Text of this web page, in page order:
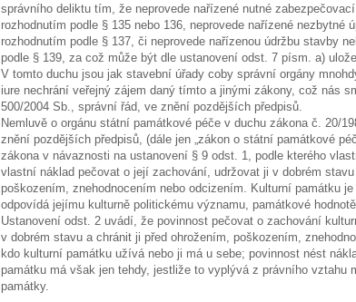
správního deliktu tím, že neprovede nařízené nutné
rozhodnutím podle § 135 nebo 136, neprovede nařízené nezbytné
rozhodnutím podle § 137, či neprovede nařízenou údržbu stavby
podle § 139, za což může být dle ustanovení odst. 7 písm. a)
V tomto duchu jsou jak stavební úřady coby správní orgány
iure nechrání veřejný zájem daný tímto a jinými zákony, což nás
500/2004 Sb., správní řád, ve znění pozdějších předpisů.
Nemluvě o orgánu státní památkové péče v duchu zákona č. 20/
znění pozdějších předpisů, (dále jen „zákon o státní památkové
zákona v návaznosti na ustanovení § 9 odst. 1, podle kterého
vlastní náklad pečovat o její zachování, udržovat ji v dobrém stavu
poškozením, znehodnocením nebo odcizením. Kulturní památku
odpovídá jejímu kulturně politickému významu, památkové
Ustanovení odst. 2 uvádí, že povinnost pečovat o zachování
v dobrém stavu a chránit ji před ohrožením, poškozením,
kdo kulturní památku užívá nebo ji má u sebe; povinnost nést
památku má však jen tehdy, jestliže to vyplývá z právního vztahu
památky.